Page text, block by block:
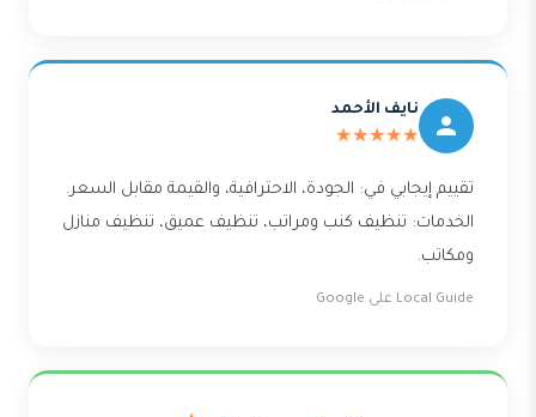
نايف الأحمد
★★★★★
تقييم إيجابي في: الجودة، الاحترافية، والقيمة مقابل السعر.
الخدمات: تنظيف كنب ومراتب، تنظيف عميق، تنظيف منازل
ومكاتب.
Local Guide على Google